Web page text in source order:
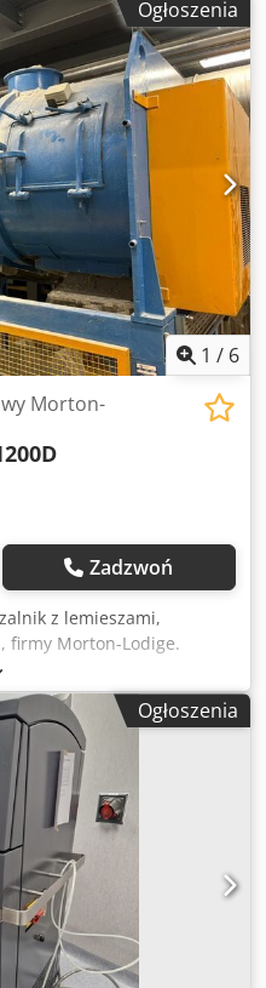
Przesuw góra/dół: 950 mm
Ogłoszenia
1 / 6
Morton-
Zadzwoń
z lemieszami,
firmy Morton-Lodige.
o pojemności około
długość około 1750 mm,
wyposażone jest w
w dwa półlemiesze ze
i przekładnią.
sterowany zawór
dwóch
zainstalowane.
ze stali konstrukcyjnej.
Pojemność zbiornika:
stal nierdzewna
próżnia (tak/nie): nie
nie): nie
Ogłoszenia